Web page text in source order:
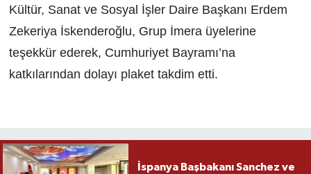
Kültür, Sanat ve Sosyal İşler Daire Başkanı Erdem
Zekeriya İskenderoğlu, Grup İmera üyelerine
teşekkür ederek, Cumhuriyet Bayramı’na
katkılarından dolayı plaket takdim etti.
İspanya Başbakanı Sanchez ve